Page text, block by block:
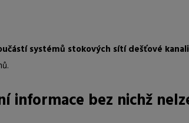
systémů stokových sítí dešťové
informace bez nichž